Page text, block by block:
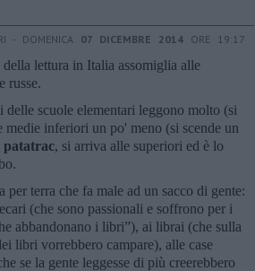
- DOMENICA 07 DICEMBRE 2014 ORE 19:17
lettura in Italia assomiglia alle
russe.
delle scuole elementari leggono molto (si
medie inferiori un po' meno (si scende un
patatrac, si arriva alle superiori ed è lo
per terra che fa male ad un sacco di gente:
(che sono passionali e soffrono per i
abbandonano i libri”), ai librai (che sulla
libri vorrebbero campare), alle case
se la gente leggesse di più creerebbero